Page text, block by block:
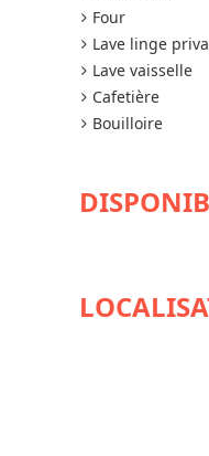
Four
Lave linge
Lave vaisselle
Cafetière
Bouilloire